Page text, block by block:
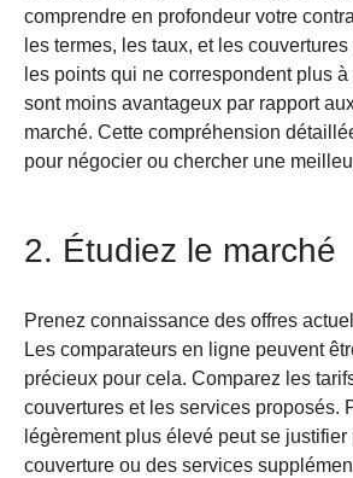
comprendre en profondeur votre
les termes, les taux, et les
les points qui ne correspondent plus
sont moins avantageux par rapport
marché. Cette compréhension
pour négocier ou chercher une
2. Étudiez le marché
Prenez connaissance des offres
Les comparateurs en ligne peuvent
précieux pour cela. Comparez les
couvertures et les services proposés.
légèrement plus élevé peut se
couverture ou des services